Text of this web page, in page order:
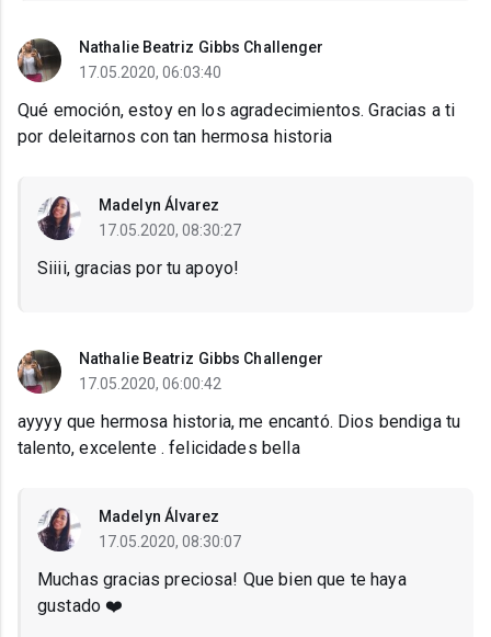
Nathalie Beatriz Gibbs Challenger
17.05.2020, 06:03:40
Qué emoción, estoy en los agradecimientos. Gracias a ti
por deleitarnos con tan hermosa historia
Madelyn Álvarez
17.05.2020, 08:30:27
Siiii, gracias por tu apoyo!
Nathalie Beatriz Gibbs Challenger
17.05.2020, 06:00:42
ayyyy que hermosa historia, me encantó. Dios bendiga tu
talento, excelente . felicidades bella
Madelyn Álvarez
17.05.2020, 08:30:07
Muchas gracias preciosa! Que bien que te haya
gustado ❤️